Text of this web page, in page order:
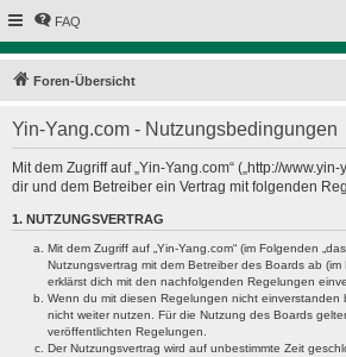
FAQ
Foren-Übersicht
Yin-Yang.com - Nutzungsbedingungen
Mit dem Zugriff auf „Yin-Yang.com“ („http://
dir und dem Betreiber ein Vertrag mit folgenden
1. NUTZUNGSVERTRAG
Mit dem Zugriff auf „Yin-Yang.com“ (im Folgenden
Nutzungsvertrag mit dem Betreiber des Boards ab (im
erklärst dich mit den nachfolgenden Regelungen
Wenn du mit diesen Regelungen nicht einverstanden
nicht weiter nutzen. Für die Nutzung des Boards
veröffentlichten Regelungen.
Der Nutzungsvertrag wird auf unbestimmte Zeit